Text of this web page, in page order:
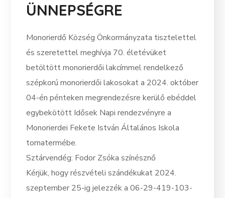
ÜNNEPSÉGRE
Monorierdő Község Önkormányzata tisztelettel
és szeretettel meghívja 70. életévüket
betöltött monorierdői lakcímmel rendelkező
szépkorú monorierdői lakosokat a 2024. október
04-én pénteken megrendezésre kerülő ebéddel
egybekötött Idősek Napi rendezvényre a
Monorierdei Fekete István Általános Iskola
tornatermébe.
Sztárvendég: Fodor Zsóka színésznő
Kérjük, hogy részvételi szándékukat 2024.
szeptember 25-ig jelezzék a 06-29-419-103-